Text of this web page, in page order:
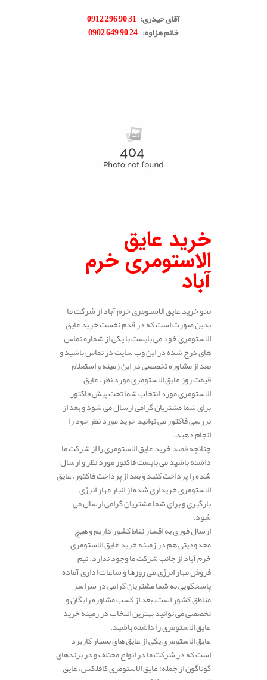
آقای حیدری:
31 90 296 0912
خانم هزاوه:
24 90 649 0902
خرید عایق
الاستومری خرم
آباد
نحو خرید عایق الاستومری خرم آباد از شرکت ما
بدین صورت است که در قدم نخست خرید عایق
الاستومری خود می بایست با یکی از شماره تماس
های درج شده در این وب سایت در تماس باشید و
بعد از مشاوره تخصصی در این زمینه و استعلام
قیمت روز عایق الاستومری مورد نظر، عایق
الاستومری مورد انتخاب شما تحت پیش فاکتور
برای شما مشتریان گرامی ارسال می شود و بعد از
بررسی فاکتور می توانید خرید مورد نظر خود را
انجام دهید.
چنانچه قصد خرید عایق الاستومری را از شرکت ما
داشته باشید می بایست فاکتور مورد نظر و ارسال
شده را پرداخت کنید و بعد از پرداخت فاکتور، عایق
الاستومری خریداری شده از انبار مهار انرژی
بارگیری و برای شما مشتریان گرامی ارسال می
شود.
ارسال فوری به اقسار نقاط کشور داریم و هیچ
محدودیتی هم در زمینه خرید عایق الاستومری
خرم آباد از جانب شرکت ما وجود ندارد. تیم
فروش مهار انرژی طی روزها و ساعات اداری آماده
پاسخگویی به شما مشتریان گرامی در سراسر
مناطق کشور است. بعد از کسب مشاوره رایگان و
تخصصی می توانید بهترین انتخاب در زمینه خرید
عایق الاستومری را داشته باشید.
عایق الاستومری یکی از عایق های بسیار کاربرد
است که در شرکت ما در انواع مختلف و در برندهای
گوناگون از جمله: عایق الاستومری کافلکس، عایق